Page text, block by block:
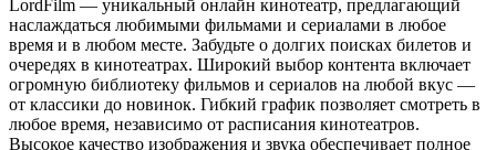
LordFilm — уникальный онлайн кинотеатр, предлагающий
наслаждаться любимыми фильмами и сериалами в любое
время и в любом месте. Забудьте о долгих поисках билетов и
очередях в кинотеатрах. Широкий выбор контента включает
огромную библиотеку фильмов и сериалов на любой вкус —
от классики до новинок. Гибкий график позволяет смотреть в
любое время, независимо от расписания кинотеатров.
Высокое качество изображения и звука обеспечивает полное